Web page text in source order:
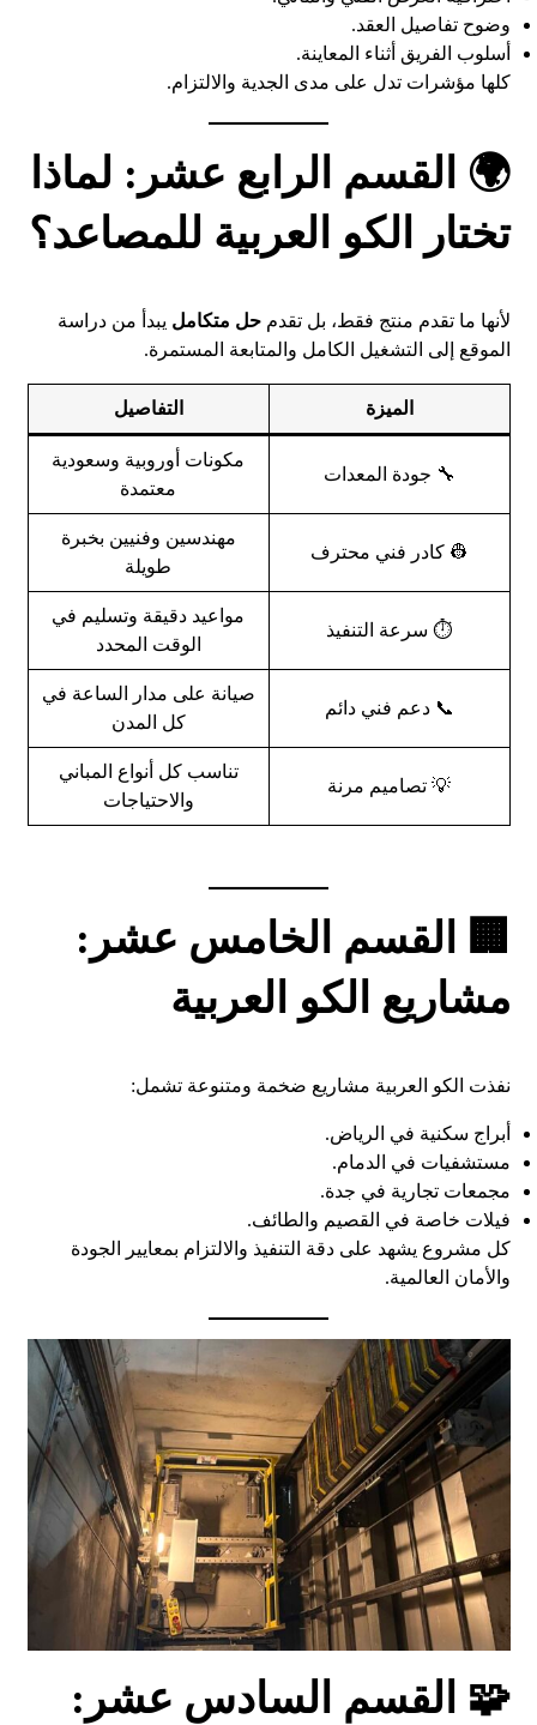
وضوح تفاصيل العقد.
أسلوب الفريق أثناء المعاينة.
كلها مؤشرات تدل على مدى الجدية والالتزام.
🌍 القسم الرابع عشر: لماذا
تختار الكو العربية للمصاعد؟
لأنها ما تقدم منتج فقط، بل تقدمحل متكامل يبدأ من دراسة
الموقع إلى التشغيل الكامل والمتابعة المستمرة.
الميزة التفاصيل
🔧 جودة المعدات
مكونات أوروبية وسعودية
معتمدة
👷 كادر فني محترف
مهندسين وفنيين بخبرة
طويلة
⏱️ سرعة التنفيذ
مواعيد دقيقة وتسليم في
الوقت المحدد
📞 دعم فني دائم
صيانة على مدار الساعة في
كل المدن
💡 تصاميم مرنة
تناسب كل أنواع المباني
والاحتياجات
🏢 القسم الخامس عشر:
مشاريع الكو العربية
نفذت الكو العربية مشاريع ضخمة ومتنوعة تشمل:
أبراج سكنية في الرياض.
مستشفيات في الدمام.
مجمعات تجارية في جدة.
فيلات خاصة في القصيم والطائف.
كل مشروع يشهد على دقة التنفيذ والالتزام بمعايير الجودة
والأمان العالمية.
🧩 القسم السادس عشر: